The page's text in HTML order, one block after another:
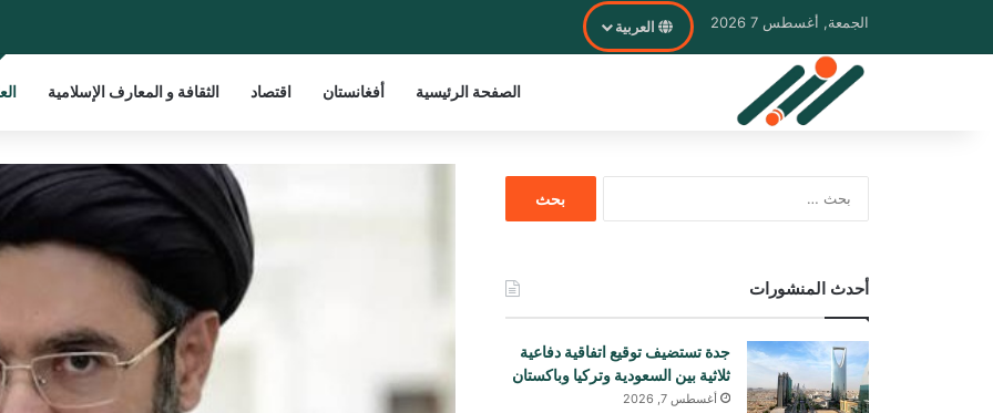
الجمعة, أغسطس 7 2026 العربية
الصفحة الرئيسية أفغانستان اقتصاد الثقافة و المعارف الإسلامية
أحدث المنشورات
جدة تستضيف توقيع اتفاقية دفاعية
ثلاثية بين السعودية وتركيا وباكستان
أغسطس 7, 2026